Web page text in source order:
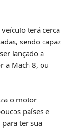
terá cerca
sendo capaz
lançado a
a Mach 8, ou
o motor
países e
para ter sua